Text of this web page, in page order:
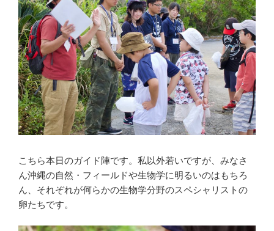
こちら本日のガイド陣です。私以外若いですが、みなさ
ん沖縄の自然・フィールドや生物学に明るいのはもちろ
ん、それぞれが何らかの生物学分野のスペシャリストの
卵たちです。